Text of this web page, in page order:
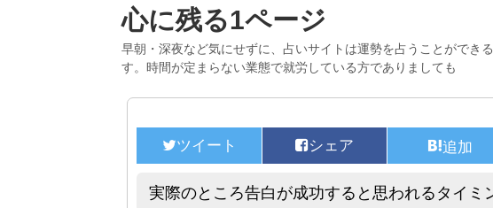
心に残る1ページ
早朝・深夜など気にせずに、占いサイトは運勢を占うことができ
す。時間が定まらない業態で就労している方でありましても
実際のところ告白が成功すると思われるタイミ